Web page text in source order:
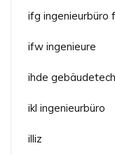
ifg ingenieurbüro
ifw ingenieure
ihde
ikl ingenieurbüro
illiz